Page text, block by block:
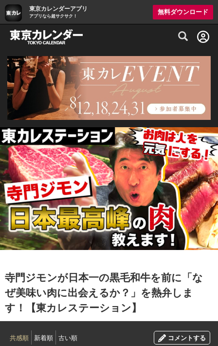
東京カレンダーアプリ
アプリなら超サクサク！
無料ダウンロード
グルメ情報・プレミアムレストラン予約
寺門ジモンが日本一の黒毛和牛を前に「な
ぜ美味い肉に出会えるか？」を熱弁しま
す！【東カレステーション】
共感順 新着順 古い順 コメントする